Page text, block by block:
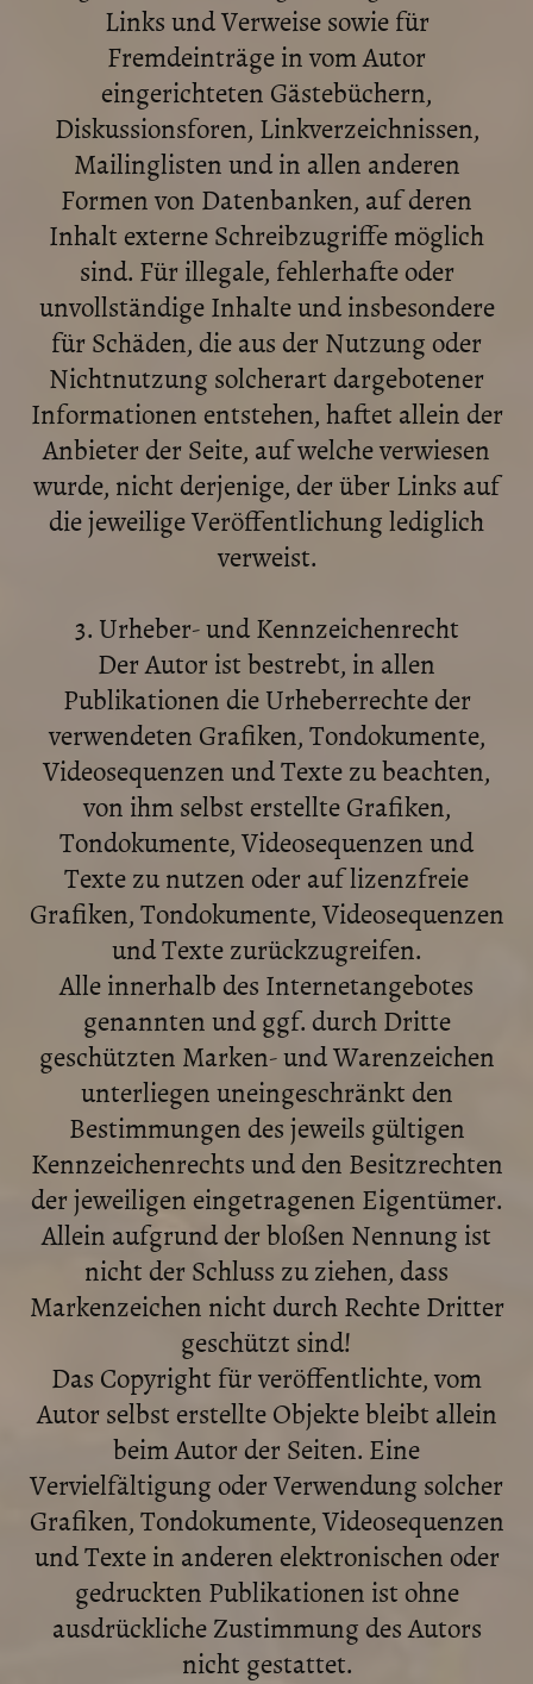
Links und Verweise sowie für
Fremdeinträge in vom Autor
eingerichteten Gästebüchern,
Diskussionsforen, Linkverzeichnissen,
Mailinglisten und in allen anderen
Formen von Datenbanken, auf deren
Inhalt externe Schreibzugriffe möglich
sind. Für illegale, fehlerhafte oder
unvollständige Inhalte und insbesondere
für Schäden, die aus der Nutzung oder
Nichtnutzung solcherart dargebotener
Informationen entstehen, haftet allein der
Anbieter der Seite, auf welche verwiesen
wurde, nicht derjenige, der über Links auf
die jeweilige Veröffentlichung lediglich
verweist.
3. Urheber- und Kennzeichenrecht
Der Autor ist bestrebt, in allen
Publikationen die Urheberrechte der
verwendeten Grafiken, Tondokumente,
Videosequenzen und Texte zu beachten,
von ihm selbst erstellte Grafiken,
Tondokumente, Videosequenzen und
Texte zu nutzen oder auf lizenzfreie
Grafiken, Tondokumente, Videosequenzen
und Texte zurückzugreifen.
Alle innerhalb des Internetangebotes
genannten und ggf. durch Dritte
geschützten Marken- und Warenzeichen
unterliegen uneingeschränkt den
Bestimmungen des jeweils gültigen
Kennzeichenrechts und den Besitzrechten
der jeweiligen eingetragenen Eigentümer.
Allein aufgrund der bloßen Nennung ist
nicht der Schluss zu ziehen, dass
Markenzeichen nicht durch Rechte Dritter
geschützt sind!
Das Copyright für veröffentlichte, vom
Autor selbst erstellte Objekte bleibt allein
beim Autor der Seiten. Eine
Vervielfältigung oder Verwendung solcher
Grafiken, Tondokumente, Videosequenzen
und Texte in anderen elektronischen oder
gedruckten Publikationen ist ohne
ausdrückliche Zustimmung des Autors
nicht gestattet.